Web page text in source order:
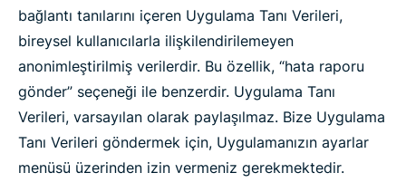
bağlantı tanılarını içeren Uygulama Tanı Verileri,
bireysel kullanıcılarla ilişkilendirilemeyen
anonimleştirilmiş verilerdir. Bu özellik, “hata raporu
gönder” seçeneği ile benzerdir. Uygulama Tanı
Verileri, varsayılan olarak paylaşılmaz. Bize Uygulama
Tanı Verileri göndermek için, Uygulamanızın ayarlar
menüsü üzerinden izin vermeniz gerekmektedir.